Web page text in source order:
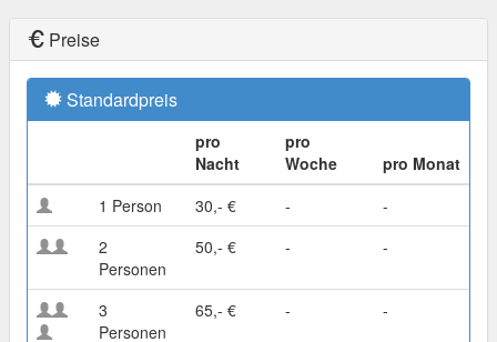
Preise
Standardpreis
pro
Nacht
pro
Woche
pro Monat
1 Person
30,- € -
-
2
Personen
50,- € - -
3
Personen
65,- € - -